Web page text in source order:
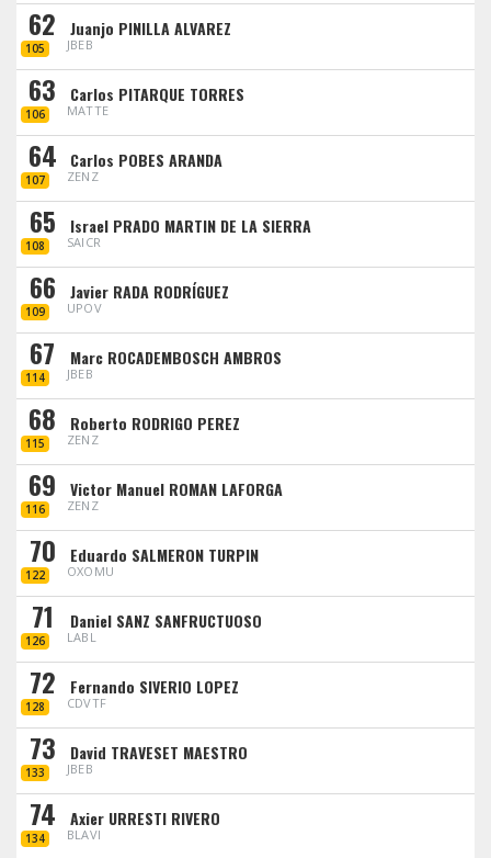
62
105
Juanjo PINILLA ALVAREZ
JBEB
63
106
Carlos PITARQUE TORRES
MATTE
64
107
Carlos POBES ARANDA
ZENZ
65
108
Israel PRADO MARTIN DE LA SIERRA
SAICR
66
109
Javier RADA RODRÍGUEZ
UPOV
67
114
Marc ROCADEMBOSCH AMBROS
JBEB
68
115
Roberto RODRIGO PEREZ
ZENZ
69
116
Victor Manuel ROMAN LAFORGA
ZENZ
70
122
Eduardo SALMERON TURPIN
OXOMU
71
126
Daniel SANZ SANFRUCTUOSO
LABL
72
128
Fernando SIVERIO LOPEZ
CDVTF
73
133
David TRAVESET MAESTRO
JBEB
74
134
Axier URRESTI RIVERO
BLAVI